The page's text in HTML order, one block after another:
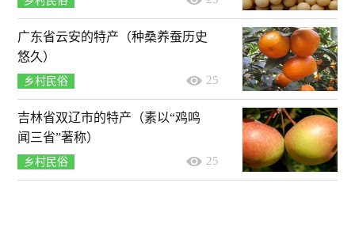
广东省云安的特产（种桑养蚕历史
悠久）
乡村民俗 25
吉林省双辽市的特产（素以“鸡鸣
闻三省”著称）
乡村民俗 25